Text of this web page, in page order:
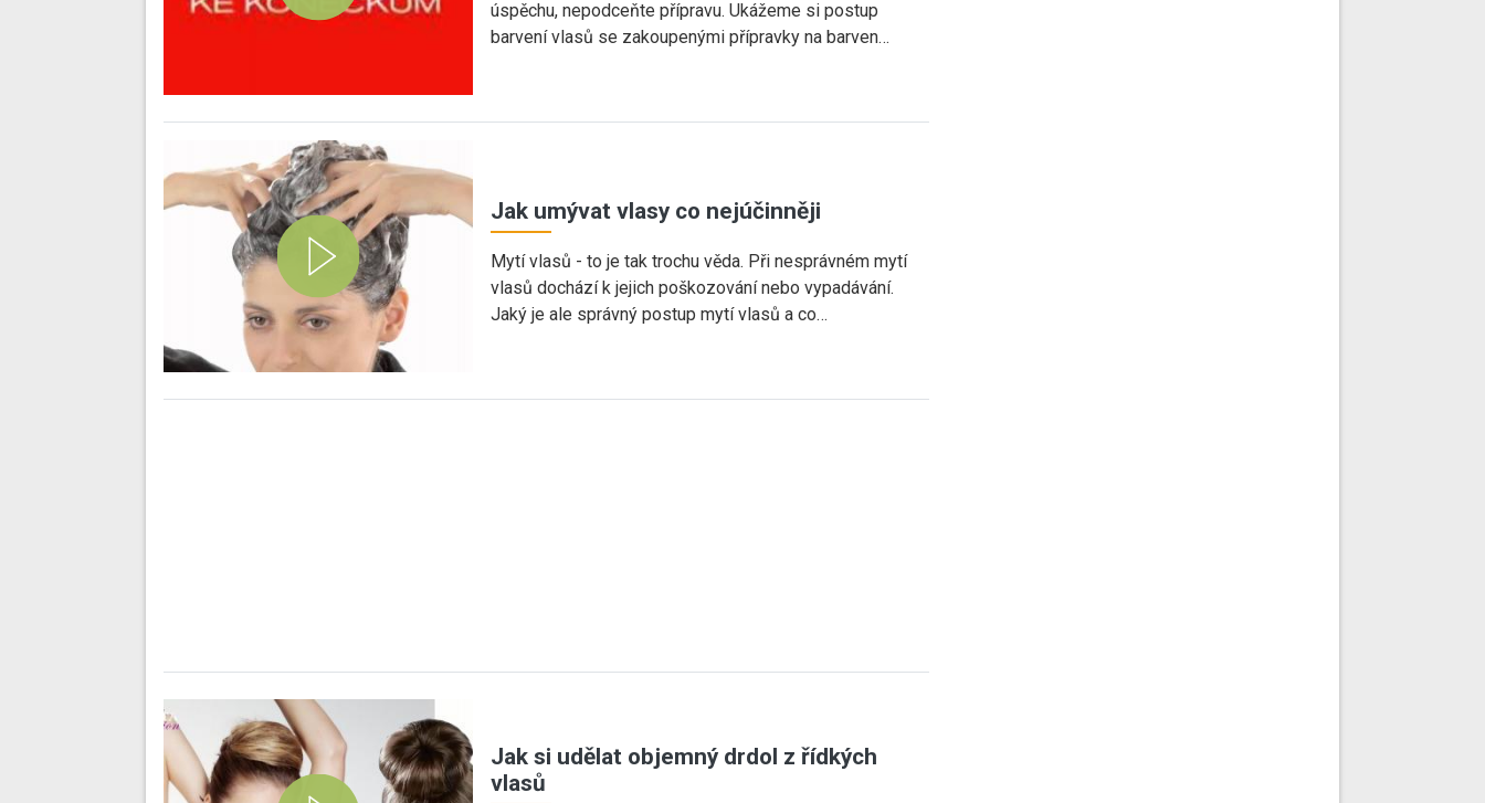
úspěchu, nepodceňte přípravu. Ukážeme si postup
barvení vlasů se zakoupenými přípravky na barven…
Jak umývat vlasy co nejúčinněji
Mytí vlasů - to je tak trochu věda. Při nesprávném mytí
vlasů dochází k jejich poškozování nebo vypadávání.
Jaký je ale správný postup mytí vlasů a co…
Jak si udělat objemný drdol z řídkých
vlasů